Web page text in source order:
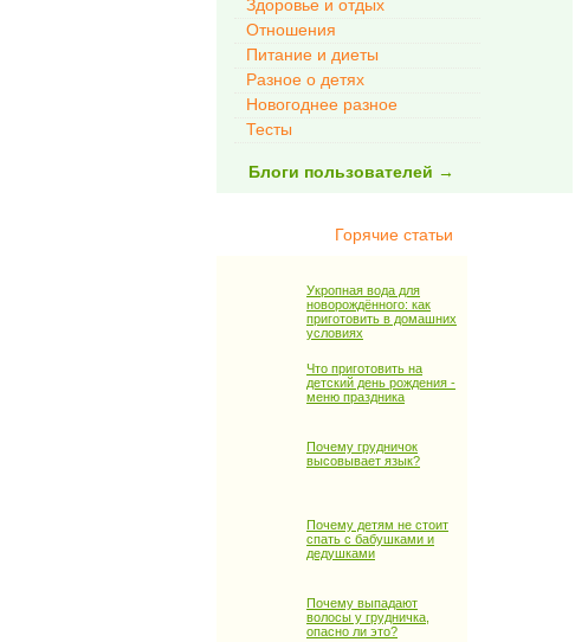
Здоровье и отдых
Отношения
Питание и диеты
Разное о детях
Новогоднее разное
Тесты
Блоги пользователей →
Горячие статьи
Укропная вода для
новорождённого: как
приготовить в домашних
условиях
Что приготовить на
детский день рождения -
меню праздника
Почему грудничок
высовывает язык?
Почему детям не стоит
спать с бабушками и
дедушками
Почему выпадают
волосы у грудничка,
опасно ли это?